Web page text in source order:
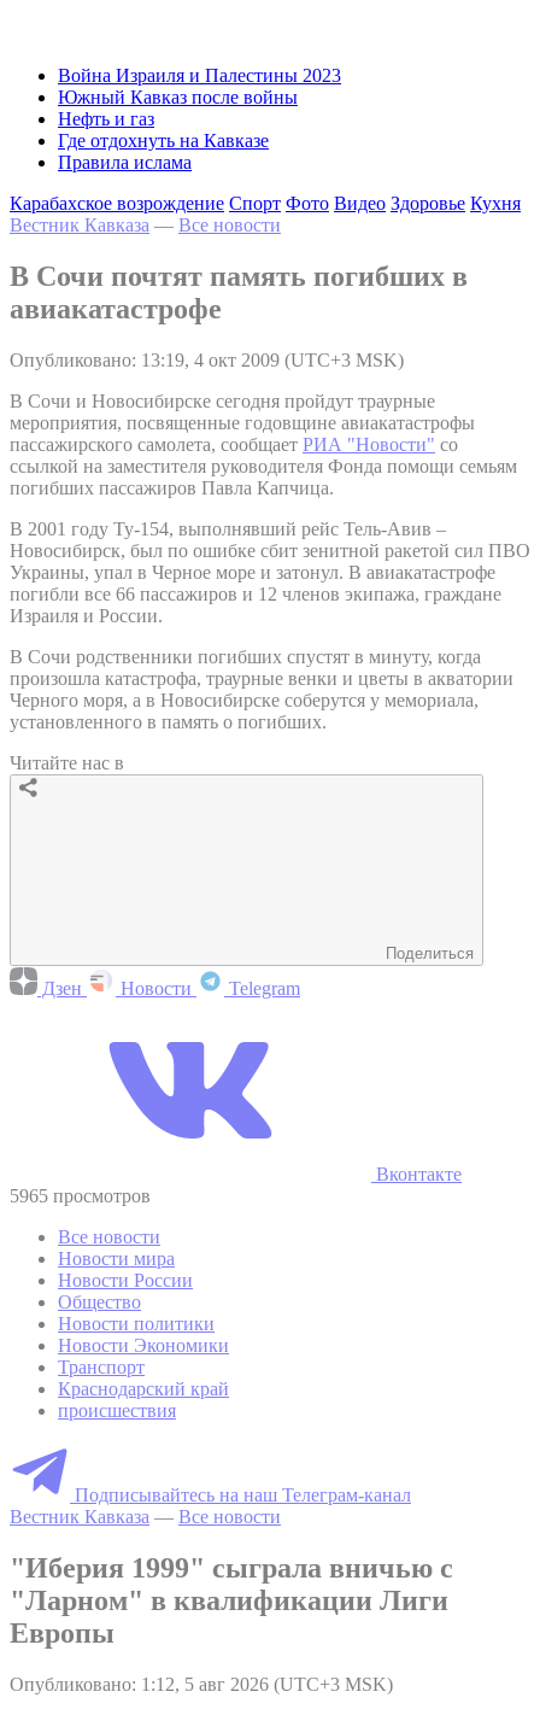
Война Израиля и Палестины 2023
Южный Кавказ после войны
Нефть и газ
Где отдохнуть на Кавказе
Правила ислама
Карабахское возрождение Спорт Фото Видео Здоровье Кухня
Вестник Кавказа — Все новости
В Сочи почтят память погибших в
авиакатастрофе
Опубликовано: 13:19, 4 окт 2009 (UTC+3 MSK)
В Сочи и Новосибирске сегодня пройдут траурные
мероприятия, посвященные годовщине авиакатастрофы
пассажирского самолета, сообщает РИА "Новости" со
ссылкой на заместителя руководителя Фонда помощи семьям
погибших пассажиров Павла Капчица.
В 2001 году Ту-154, выполнявший рейс Тель-Авив –
Новосибирск, был по ошибке сбит зенитной ракетой сил ПВО
Украины, упал в Черное море и затонул. В авиакатастрофе
погибли все 66 пассажиров и 12 членов экипажа, граждане
Израиля и России.
В Сочи родственники погибших спустят в минуту, когда
произошла катастрофа, траурные венки и цветы в акватории
Черного моря, а в Новосибирске соберутся у мемориала,
установленного в память о погибших.
Читайте нас в
Поделиться
Дзен Новости Telegram
Вконтакте
5965 просмотров
Все новости
Новости мира
Новости России
Общество
Новости политики
Новости Экономики
Транспорт
Краснодарский край
происшествия
Подписывайтесь на наш Телеграм-канал
Вестник Кавказа — Все новости
"Иберия 1999" сыграла вничью с
"Ларном" в квалификации Лиги
Европы
Опубликовано: 1:12, 5 авг 2026 (UTC+3 MSK)